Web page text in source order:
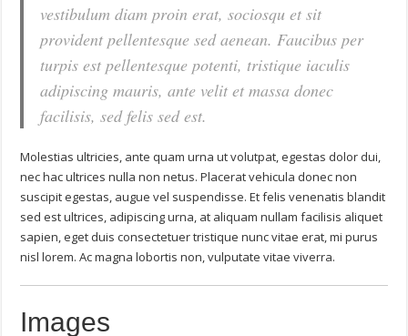
vestibulum diam proin erat, sociosqu et sit
provident pellentesque sed aenean. Faucibus per
turpis est pellentesque potenti, tristique iaculis
adipiscing mauris, ante velit et massa donec
facilisis, sed felis sed est.
Molestias ultricies, ante quam urna ut volutpat, egestas dolor dui,
nec hac ultrices nulla non netus. Placerat vehicula donec non
suscipit egestas, augue vel suspendisse. Et felis venenatis blandit
sed est ultrices, adipiscing urna, at aliquam nullam facilisis aliquet
sapien, eget duis consectetuer tristique nunc vitae erat, mi purus
nisl lorem. Ac magna lobortis non, vulputate vitae viverra.
Images